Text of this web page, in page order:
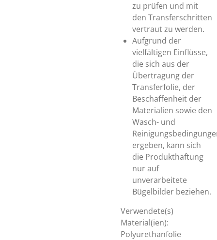
zu prüfen und mit
den Transferschritten
vertraut zu werden.
Aufgrund der
vielfältigen Einflüsse,
die sich aus der
Übertragung der
Transferfolie, der
Beschaffenheit der
Materialien sowie den
Wasch- und
ergeben, kann sich
die Produkthaftung
nur auf
unverarbeitete
Bügelbilder beziehen.
Verwendete(s)
Material(ien):
Polyurethanfolie